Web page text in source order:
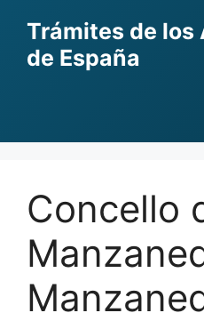
content
Trámites de
de España
Concello